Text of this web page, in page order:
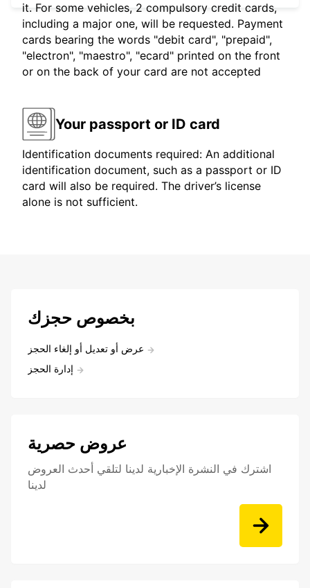
it. For some vehicles, 2 compulsory credit cards,
including a major one, will be requested. Payment
cards bearing the words "debit card", "prepaid",
"electron", "maestro", "ecard" printed on the front
or on the back of your card are not accepted
Your passport or ID card
Identification documents required: An additional
identification document, such as a passport or ID
card will also be required. The driver’s license
alone is not sufficient.
بخصوص حجزك
عرض أو تعديل أو إلغاء الحجز
إدارة الحجز
عروض حصرية
اشترك في النشرة الإخبارية لدينا لتلقي أحدث العروض
لدينا